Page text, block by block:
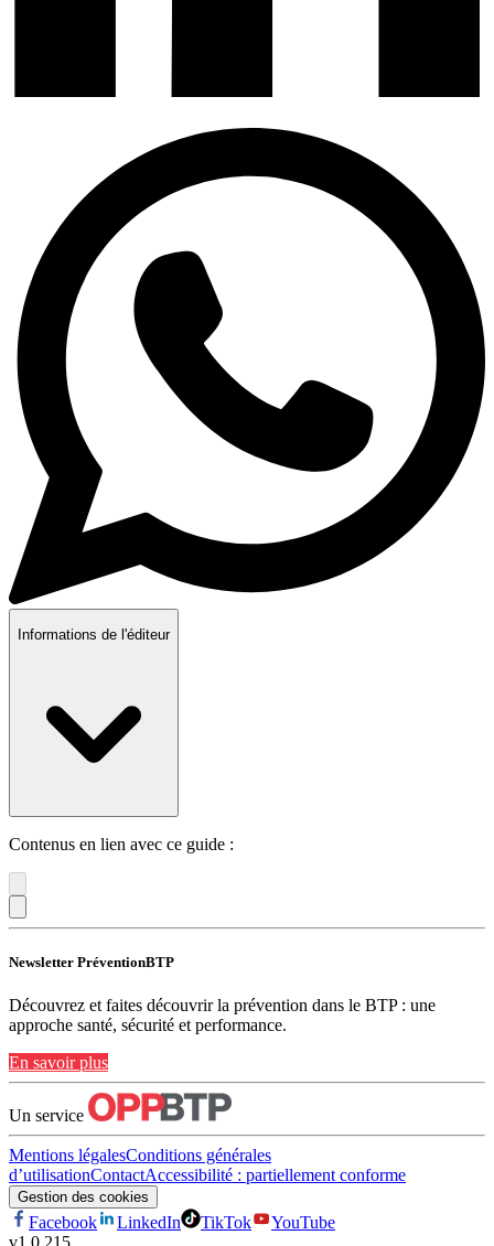
Informations de l'éditeur
Contenus en lien avec ce guide :
Newsletter PréventionBTP
Découvrez et faites découvrir la prévention dans le BTP : une
approche santé, sécurité et performance.
En savoir plus
Un service
Mentions légalesConditions générales
d’utilisationContactAccessibilité : partiellement conforme
Gestion des cookies
Facebook LinkedIn TikTok
YouTube
v1.0.215